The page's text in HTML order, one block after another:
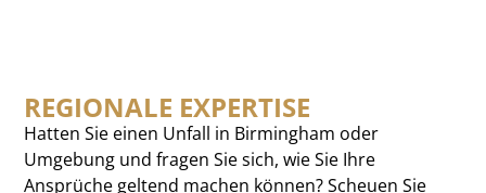
REGIONALE EXPERTISE
Hatten Sie einen Unfall in Birmingham oder
Umgebung und fragen Sie sich, wie Sie Ihre
Ansprüche geltend machen können? Scheuen Sie